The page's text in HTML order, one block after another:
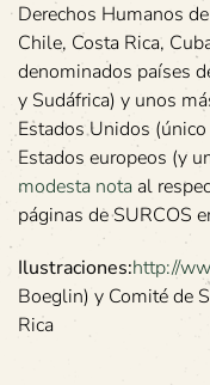
Derechos Humanos
Chile, Costa Rica,
denominados países
y Sudáfrica) y unos
Estados Unidos
Estados europeos (y
modesta nota al
páginas de SURCOS
Ilustraciones:http://
Boeglin) y Comité de
Rica